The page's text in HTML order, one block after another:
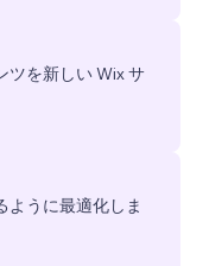
ツを新しい Wix サ
ように最適化しま